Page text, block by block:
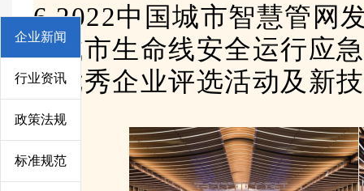
企业新闻
行业资讯
政策法规
标准规范
6.2022中国城市智慧管网
7.城市生命线安全运行应
8.优秀企业评选活动及新